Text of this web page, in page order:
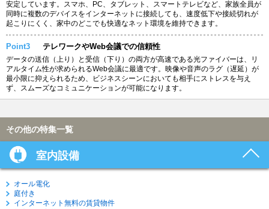
安定しています。スマホ、PC、タブレット、スマートテレビなど、家族全員が
同時に複数のデバイスをインターネットに接続しても、速度低下や接続切れが
起こりにくく、家中のどこでも快適なネット環境を維持できます。
Point3 テレワークやWeb会議での信頼性
データの送信（上り）と受信（下り）の両方が高速である光ファイバーは、リ
アルタイム性が求められるWeb会議に最適です。映像や音声のラグ（遅延）が
最小限に抑えられるため、ビジネスシーンにおいても相手にストレスを与え
ず、スムーズなコミュニケーションが可能になります。
その他の特集一覧
室内設備
オール電化
庭付き
インターネット無料の賃貸物件